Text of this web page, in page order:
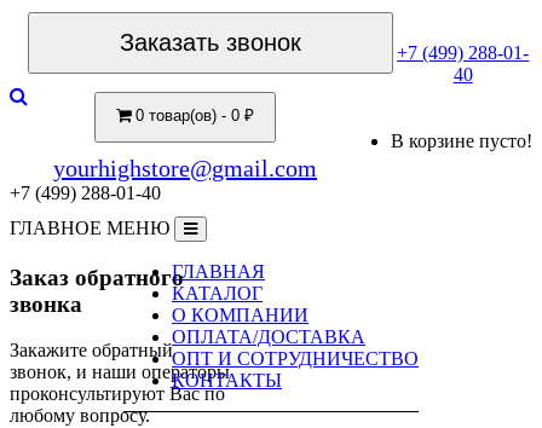
Заказать звонок
+7 (499) 288-01-
40
0 товар(ов) - 0 ₽
В корзине пусто!
yourhighstore@gmail.com
+7 (499) 288-01-40
ГЛАВНОЕ МЕНЮ
ГЛАВНАЯ
КАТАЛОГ
О КОМПАНИИ
ОПЛАТА/ДОСТАВКА
ОПТ И СОТРУДНИЧЕСТВО
КОНТАКТЫ
Заказ обратного
звонка
Закажите обратный
звонок, и наши операторы
проконсультируют Вас по
любому вопросу.